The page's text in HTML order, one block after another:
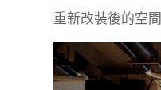
重新改裝後的空間